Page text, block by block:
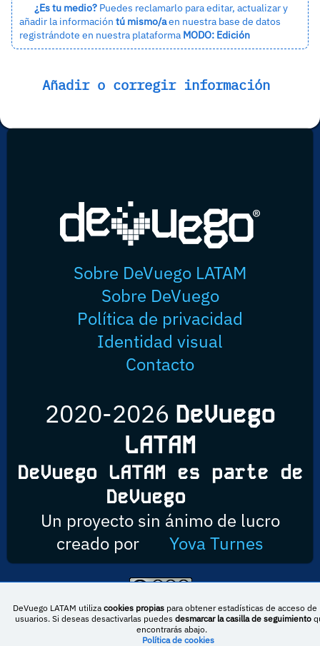
¿Es tu medio?Puedes reclamarlo para editar, actualizar y
añadir la información tú mismo/aen nuestra base de datos
registrándote en nuestra plataforma MODO: Edición
Añadir o corregir información
Sobre DeVuego LATAM
Sobre DeVuego
Política de privacidad
Identidad visual
Contacto
2020-2026 DeVuego
LATAM
DeVuego LATAM es parte de
DeVuego
Un proyecto sin ánimo de lucro
creado por
Yova Turnes
Esta obra está bajo una licencia de Creative Commons Reconocimiento-
NoComercial-CompartirIgual 4.0 Internacional
DeVuego LATAM utiliza cookies propiaspara obtener estadísticas de acceso de
usuarios. Si deseas desactivarlas puedes desmarcar la casilla de seguimiento
encontrarás abajo.
Política de cookies